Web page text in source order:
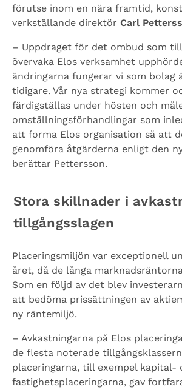
förutse inom en nära framtid,
verkställande direktör Carl
– Uppdraget för det ombud som
övervaka Elos verksamhet
ändringarna fungerar vi som bolag
tidigare. Vår nya strategi kommer
färdigställas under hösten och
omställningsförhandlingar som
att forma Elos organisation så att
genomföra åtgärderna enligt den
berättar Pettersson.
Stora skillnader i
tillgångsslagen
Placeringsmiljön var exceptionell
året, då de långa
Som en följd av det blev
att bedöma prissättningen av
ny räntemiljö.
– Avkastningarna på Elos
de flesta noterade
placeringarna, till exempel kapital-
fastighetsplaceringarna, gav